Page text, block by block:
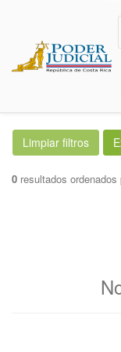
0 resultados ordenados